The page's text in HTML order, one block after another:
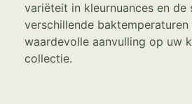
variëteit in kleurnuances en
verschillende baktemperaturen
waardevolle aanvulling op uw
collectie.